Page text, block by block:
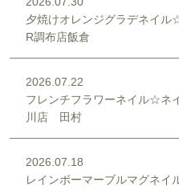
夕焼けオレンジグラデネイル
R調布店飯倉
2026.07.22
フレンチフラワーネイル☆ネ
川店 田村
2026.07.18
レインボーマーブルマグネイ